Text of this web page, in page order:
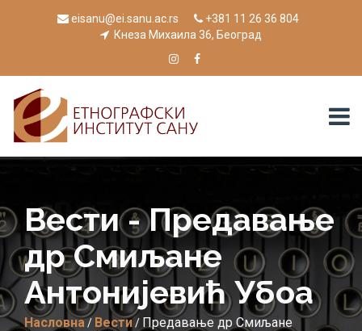
eisanu@ei.sanu.ac.rs
+381 11 26 36 804
Кнеза Михаила 36, Београд
Вести - Предавање
др Смиљане
Антонијевић Убоa
Насловна/ Вести/ Предавање др Смиљане